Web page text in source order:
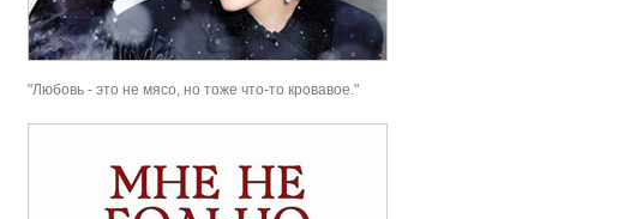
"Любовь - это не мясо, но тоже что-то кровавое."